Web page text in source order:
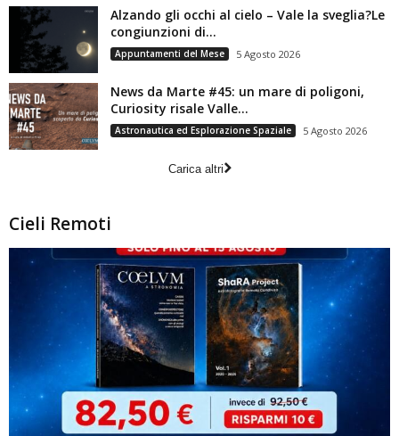
Alzando gli occhi al cielo – Vale la sveglia?Le
congiunzioni di...
Appuntamenti del Mese 5 Agosto 2026
News da Marte #45: un mare di poligoni,
Curiosity risale Valle...
Astronautica ed Esplorazione Spaziale 5 Agosto 2026
Carica altri
Cieli Remoti